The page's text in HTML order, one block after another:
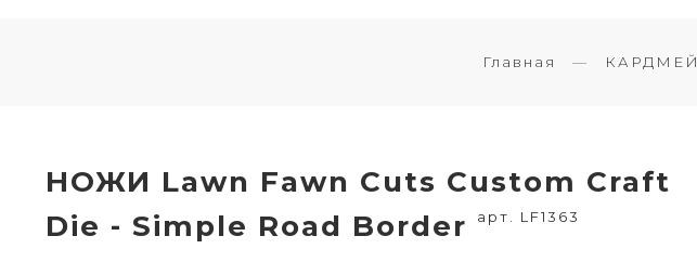
Главная
НОЖИ Lawn Fawn Cuts Custom Craft
Die - Simple Road Border
арт. LF1363